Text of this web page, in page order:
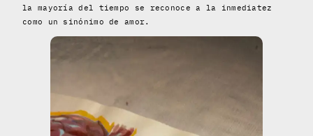
la mayoría del tiempo se reconoce a la inmediatez
como un sinónimo de amor.